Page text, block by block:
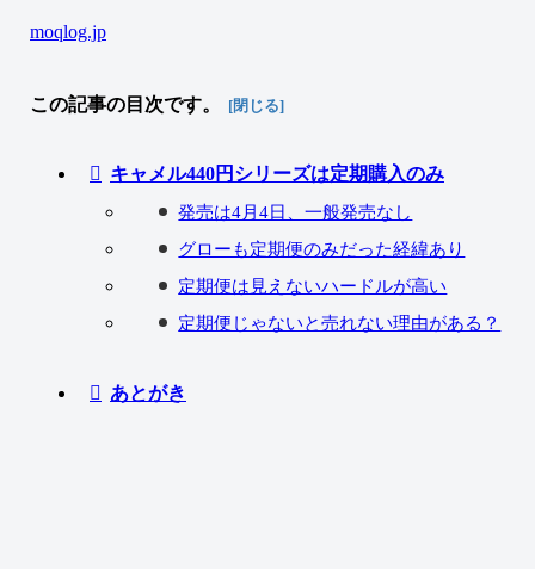
moqlog.jp
この記事の目次です。
キャメル440円シリーズは定期購入のみ
発売は4月4日、一般発売なし
グローも定期便のみだった経緯あり
定期便は見えないハードルが高い
定期便じゃないと売れない理由がある？
あとがき